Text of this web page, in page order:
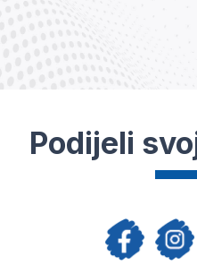
Podijeli